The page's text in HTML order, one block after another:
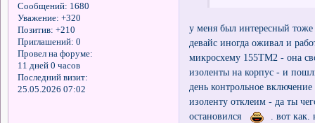
Сообщений: 1680
Уважение: +320
Позитив: +210
Приглашений: 0
Провел на форуме:
11 дней 0 часов
Последний визит:
25.05.2026 07:02
у меня был интересный
девайс иногда оживал и
микросхему 155ТМ2 - она
изоленты на корпус - и
день контрольное
изоленту отклеим - да ты
остановился
. вот как.